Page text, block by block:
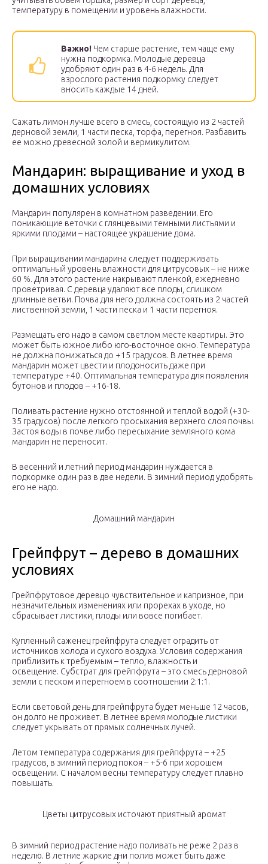
температуру в помещении и уровень влажности.
Важно! Чем старше растение, тем чаще ему
нужна подкормка. Молодые деревца
удобряют один раз в 4-6 недель. Для
взрослого растения подкормку следует
вносить каждые 14 дней.
Сажать лимон лучше всего в смесь, состоящую из 2 частей
дерновой земли, 1 части песка, торфа, перегноя. Разбавить
ее можно древесной золой и вермикулитом.
Мандарин: выращивание и уход в
домашних условиях
Мандарин популярен в комнатном разведении. Его
поникающие веточки с глянцевыми темными листьями и
яркими плодами – настоящее украшение дома.
При выращивании мандарина следует поддерживать
оптимальный уровень влажности для цитрусовых – не ниже
60 %. Для этого растение накрывают пленкой, ежедневно
проветривая. С деревца удаляют все плоды, слишком
длинные ветви. Почва для него должна состоять из 2 частей
лиственной земли, 1 части песка и 1 части перегноя.
Размещать его надо в самом светлом месте квартиры. Это
может быть южное либо юго-восточное окно. Температура
не должна понижаться до +15 градусов. В летнее время
мандарин может цвести и плодоносить даже при
температуре +40. Оптимальная температура для появления
бутонов и плодов – +16-18.
Поливать растение нужно отстоянной и теплой водой (+30-
35 градусов) после легкого просыхания верхнего слоя почвы.
Застоя воды в почве либо пересыхание земляного кома
мандарин не переносит.
В весенний и летний период мандарин нуждается в
подкормке один раз в две недели. В зимний период удобрять
его не надо.
Домашний мандарин
Грейпфрут – дерево в домашних
условиях
Грейпфрутовое деревцо чувствительное и капризное, при
незначительных изменениях или прорехах в уходе, но
сбрасывает листики, плоды или вовсе погибает.
Купленный саженец грейпфрута следует оградить от
источников холода и сухого воздуха. Условия содержания
приблизить к требуемым – тепло, влажность и
освещение. Субстрат для грейпфрута – это смесь дерновой
земли с песком и перегноем в соотношении 2:1:1.
Если световой день для грейпфрута будет меньше 12 часов,
он долго не проживет. В летнее время молодые листики
следует укрывать от прямых солнечных лучей.
Летом температура содержания для грейпфрута – +25
градусов, в зимний период покоя – +5-6 при хорошем
освещении. С началом весны температуру следует плавно
повышать.
Цветы цитрусовых источают приятный аромат
В зимний период растение надо поливать не реже 2 раз в
неделю. В летние жаркие дни полив может быть даже